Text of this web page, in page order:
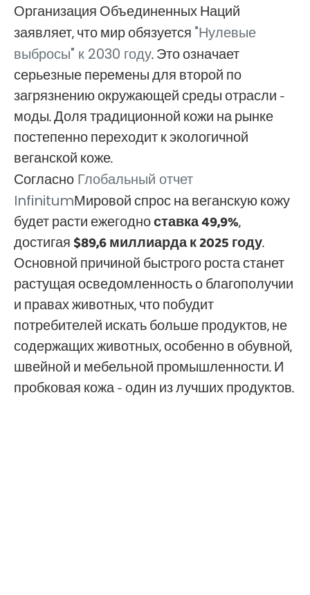
Организация Объединенных Наций
заявляет, что мир обязуется "Нулевые
выбросы" к 2030 году. Это означает
серьезные перемены для второй по
загрязнению окружающей среды отрасли -
моды. Доля традиционной кожи на рынке
постепенно переходит к экологичной
веганской коже.
Согласно Глобальный отчет
InfinitumМировой спрос на веганскую кожу
будет расти ежегодноставка 49,9%,
достигая$89,6 миллиарда к 2025 году.
Основной причиной быстрого роста станет
растущая осведомленность о благополучии
и правах животных, что побудит
потребителей искать больше продуктов, не
содержащих животных, особенно в обувной,
швейной и мебельной промышленности. И
пробковая кожа - один из лучших продуктов.